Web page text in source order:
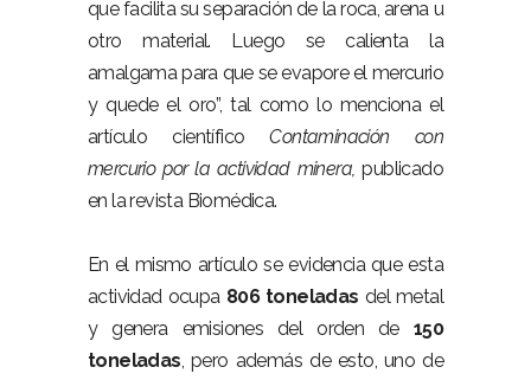
que facilita su separación de la roca, arena u
otro material. Luego se calienta la
amalgama para que se evapore el mercurio
y quede el oro”, tal como lo menciona el
artículo científicoContaminación con
mercurio por la actividad minera, publicado
en la revista Biomédica.
En el mismo artículo se evidencia que esta
actividad ocupa 806 toneladas del metal
y genera emisiones del orden de 150
toneladas, pero además de esto, uno de